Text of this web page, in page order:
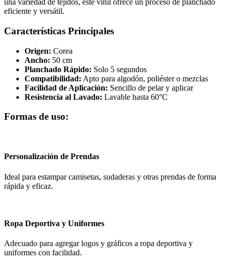
una variedad de tejidos, este vinil ofrece un proceso de planchado
eficiente y versátil.
Características Principales
Origen: Corea
Ancho: 50 cm
Planchado Rápido: Solo 5 segundos
Compatibilidad: Apto para algodón, poliéster o mezclas
Facilidad de Aplicación: Sencillo de pelar y aplicar
Resistencia al Lavado: Lavable hasta 60°C
Formas de uso:
Personalización de Prendas
Ideal para estampar camisetas, sudaderas y otras prendas de forma
rápida y eficaz.
Ropa Deportiva y Uniformes
Adecuado para agregar logos y gráficos a ropa deportiva y
uniformes con facilidad.